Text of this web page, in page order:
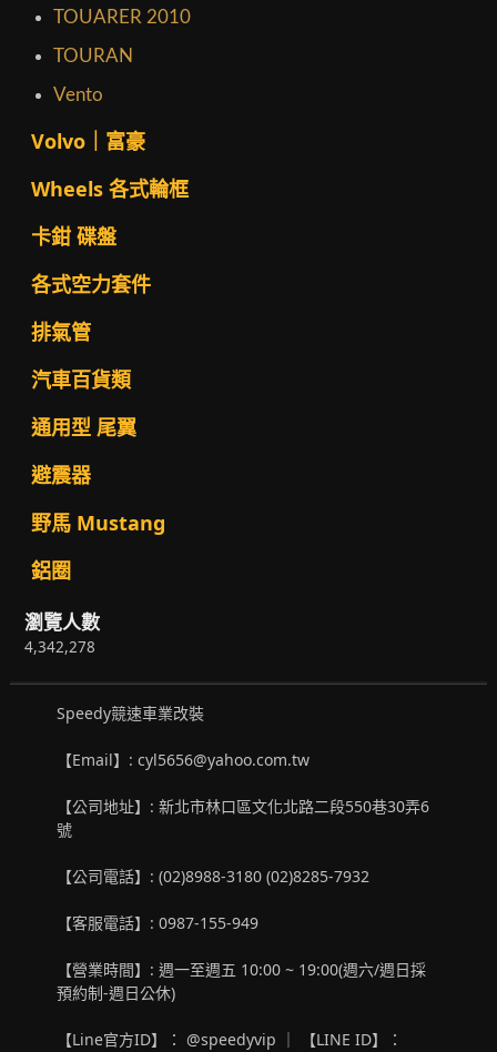
TOUARER 2010
TOURAN
Vento
Volvo｜富豪
Wheels 各式輪框
卡鉗 碟盤
各式空力套件
排氣管
汽車百貨類
通用型 尾翼
避震器
野馬 Mustang
鋁圈
瀏覽人數
4,342,278
Speedy競速車業改裝
【Email】: cyl5656@yahoo.com.tw
【公司地址】: 新北市林口區文化北路二段550巷30弄6
號
【公司電話】: (02)8988-3180 (02)8285-7932
【客服電話】: 0987-155-949
【營業時間】: 週一至週五 10:00 ~ 19:00(週六/週日採
預約制-週日公休)
【Line官方ID】： @speedyvip ｜ 【LINE ID】：